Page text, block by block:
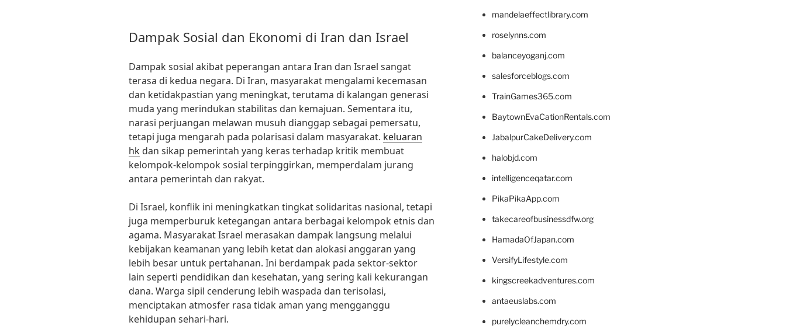
Dampak Sosial dan Ekonomi di Iran dan Israel
Dampak sosial akibat peperangan antara Iran dan Israel sangat
terasa di kedua negara. Di Iran, masyarakat mengalami kecemasan
dan ketidakpastian yang meningkat, terutama di kalangan generasi
muda yang merindukan stabilitas dan kemajuan. Sementara itu,
narasi perjuangan melawan musuh dianggap sebagai pemersatu,
tetapi juga mengarah pada polarisasi dalam masyarakat. keluaran
hk dan sikap pemerintah yang keras terhadap kritik membuat
kelompok-kelompok sosial terpinggirkan, memperdalam jurang
antara pemerintah dan rakyat.
Di Israel, konflik ini meningkatkan tingkat solidaritas nasional, tetapi
juga memperburuk ketegangan antara berbagai kelompok etnis dan
agama. Masyarakat Israel merasakan dampak langsung melalui
kebijakan keamanan yang lebih ketat dan alokasi anggaran yang
lebih besar untuk pertahanan. Ini berdampak pada sektor-sektor
lain seperti pendidikan dan kesehatan, yang sering kali kekurangan
dana. Warga sipil cenderung lebih waspada dan terisolasi,
menciptakan atmosfer rasa tidak aman yang mengganggu
kehidupan sehari-hari.
mandelaeffectlibrary.com
roselynns.com
balanceyoganj.com
salesforceblogs.com
TrainGames365.com
BaytownEvaCationRentals.com
JabalpurCakeDelivery.com
halobjd.com
intelligenceqatar.com
PikaPikaApp.com
takecareofbusinessdfw.org
HamadaOfJapan.com
VersifyLifestyle.com
kingscreekadventures.com
antaeuslabs.com
purelycleanchemdry.com